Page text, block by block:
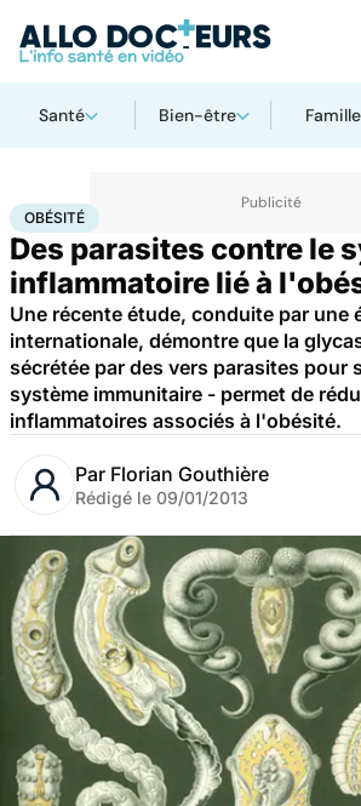
Santé Bien-être Famille
AccueilSanté
OBÉSITÉ
Des parasites contre le
inflammatoire lié à
Une récente étude, conduite par une
internationale, démontre que la
sécrétée par des vers parasites pour
système immunitaire - permet de
inflammatoires associés à l'obésité.
Par Florian Gouthière
Rédigé le 09/01/2013